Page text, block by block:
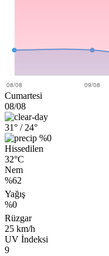
Cumartesi
08/08
31° / 24°
%0
Hissedilen
32°C
Nem
%62
Yağış
%0
Rüzgar
25 km/h
UV İndeksi
9